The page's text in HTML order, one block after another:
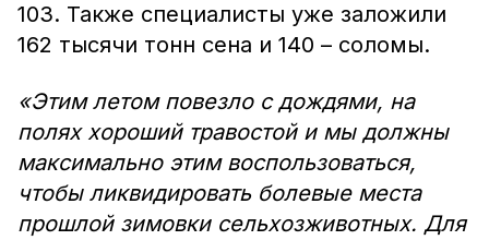
103. Также специалисты уже заложили
162 тысячи тонн сена и 140 – соломы.
«Этим летом повезло с дождями, на
полях хороший травостой и мы должны
максимально этим воспользоваться,
чтобы ликвидировать болевые места
прошлой зимовки сельхозживотных. Для